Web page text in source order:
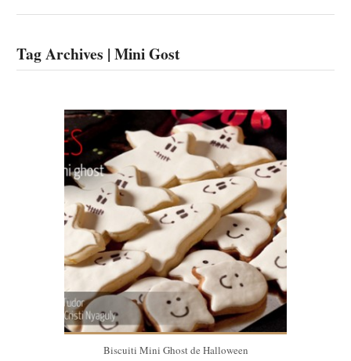
Tag Archives | Mini Gost
Biscuiti Mini Ghost de Halloween